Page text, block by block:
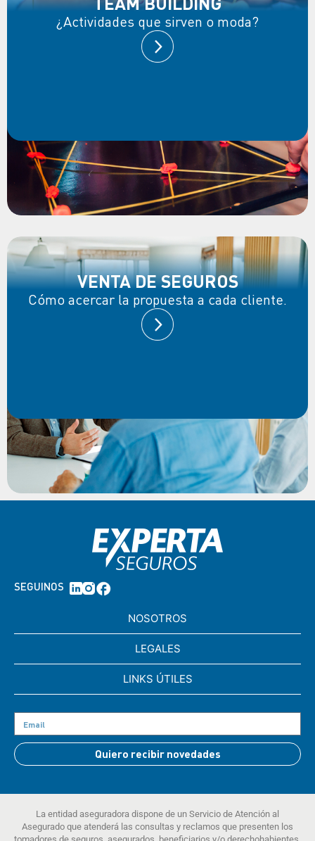
¿Actividades que sirven o moda?
VENTA DE SEGUROS
Cómo acercar la propuesta a cada cliente.
SEGUINOS
NOSOTROS
LEGALES
LINKS ÚTILES
Quiero recibir novedades
La entidad aseguradora dispone de un Servicio de Atención al
Asegurado que atenderá las consultas y reclamos que presenten los